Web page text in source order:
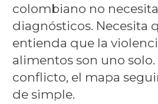
colombiano no
diagnósticos. Necesita
entienda que la
alimentos son uno solo.
conflicto, el mapa
de simple.